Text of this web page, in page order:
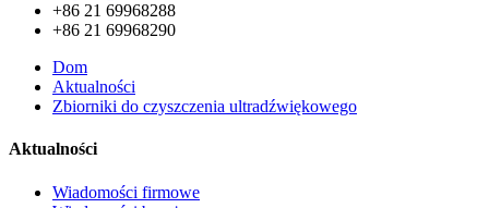
+86 21 69968288
+86 21 69968290
Dom
Aktualności
Zbiorniki do czyszczenia ultradźwiękowego
Aktualności
Wiadomości firmowe